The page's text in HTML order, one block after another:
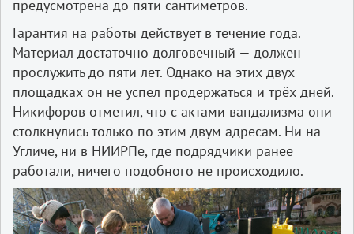
предусмотрена до пяти сантиметров.
Гарантия на работы действует в течение года.
Материал достаточно долговечный — должен
прослужить до пяти лет. Однако на этих двух
площадках он не успел продержаться и трёх дней.
Никифоров отметил, что с актами вандализма они
столкнулись только по этим двум адресам. Ни на
Угличе, ни в НИИРПе, где подрядчики ранее
работали, ничего подобного не происходило.